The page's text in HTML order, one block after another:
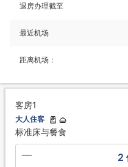
退房办理截至
最近机场
距离机场：
客房1
大人住客
标准床与餐食
2